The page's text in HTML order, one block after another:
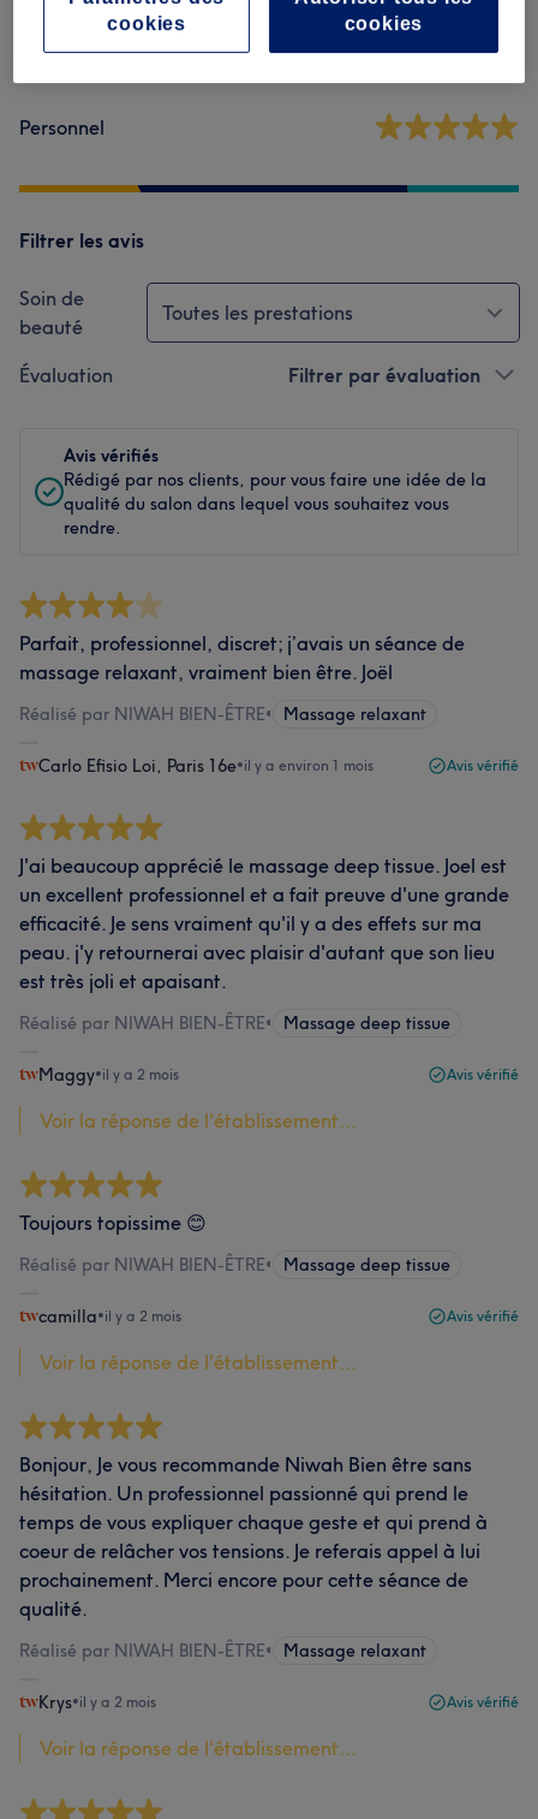
Ambiance
Personnel
Filtrer les avis
Soin de
beauté
Toutes les prestations
Évaluation Filtrer par évaluation
Avis vérifiés
Rédigé par nos clients, pour vous faire une idée de la
qualité du salon dans lequel vous souhaitez vous
rendre.
Parfait, professionnel, discret; j’avais un séance de
massage relaxant, vraiment bien être. Joël
Réalisé par NIWAH BIEN-ÊTRE• Massage relaxant
Carlo Efisio Loi, Paris 16e•il y a environ 1 mois Avis vérifié
J'ai beaucoup apprécié le massage deep tissue. Joel est
un excellent professionnel et a fait preuve d'une grande
efficacité. Je sens vraiment qu'il y a des effets sur ma
peau. j'y retournerai avec plaisir d'autant que son lieu
est très joli et apaisant.
Réalisé par NIWAH BIEN-ÊTRE• Massage deep tissue
Maggy•il y a 2 mois Avis vérifié
Voir la réponse de l'établissement...
Toujours topissime 😊
Réalisé par NIWAH BIEN-ÊTRE• Massage deep tissue
camilla•il y a 2 mois Avis vérifié
Voir la réponse de l'établissement...
Bonjour, Je vous recommande Niwah Bien être sans
hésitation. Un professionnel passionné qui prend le
temps de vous expliquer chaque geste et qui prend à
coeur de relâcher vos tensions. Je referais appel à lui
prochainement. Merci encore pour cette séance de
qualité.
Réalisé par NIWAH BIEN-ÊTRE• Massage relaxant
Krys•il y a 2 mois Avis vérifié
Voir la réponse de l'établissement...
cookies
cookies